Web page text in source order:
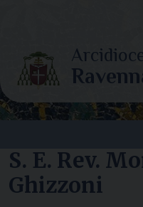
content
S. E. Rev.
Ghizzoni